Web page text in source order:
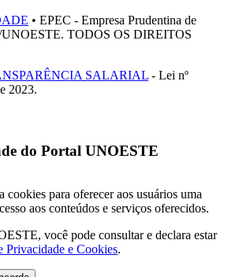
• EPEC - Empresa Prudentina de
UNOESTE. TODOS OS DIREITOS
SALARIAL - Lei nº
2023.
do Portal UNOESTE
para oferecer aos usuários uma
aos conteúdos e serviços oferecidos.
você pode consultar e declara estar
Privacidade e Cookies.